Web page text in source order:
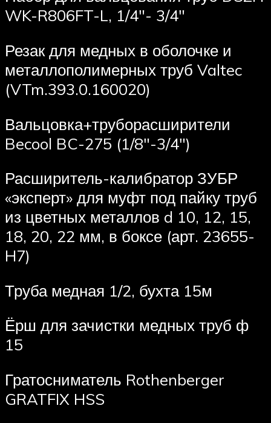
WK-R806FT-L, 1/4″- 3/4″
Резак для медных в оболочке и
металлополимерных труб Valtec
(VTm.393.0.160020)
Вальцовка+труборасширители
Becool BC-275 (1/8″-3/4″)
Расширитель-калибратор ЗУБР
«эксперт» для муфт под пайку труб
из цветных металлов d 10, 12, 15,
18, 20, 22 мм, в боксе (арт. 23655-
H7)
Труба медная 1/2, бухта 15м
Ёрш для зачистки медных труб ф
15
Гратосниматель Rothenberger
GRATFIX HSS